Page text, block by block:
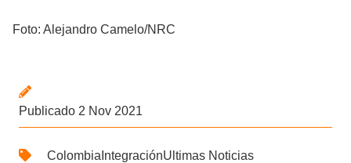
Foto: Alejandro Camelo/NRC
Publicado 2 Nov 2021
Colombia IntegraciónUltimas Noticias